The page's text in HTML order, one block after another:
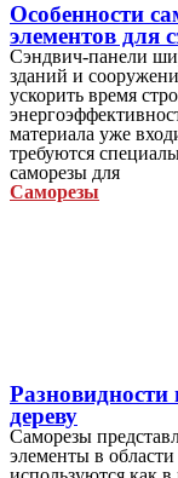
Особенности
элементов для
Сэндвич-панели
зданий и
ускорить время
материала уже
требуются
саморезы для
Саморезы
Разновидности
дереву
Саморезы
элементы в